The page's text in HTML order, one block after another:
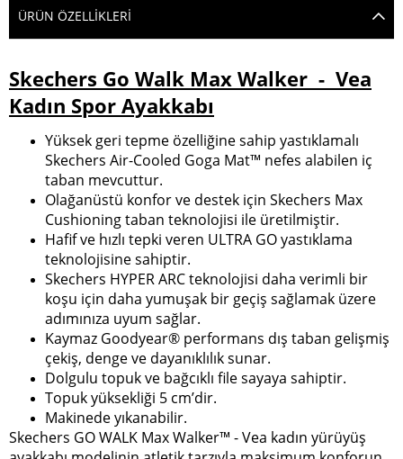
ÜRÜN ÖZELLIKLERI
Skechers Go Walk Max Walker - Vea
Kadın Spor Ayakkabı
Yüksek geri tepme özelliğine sahip yastıklamalı
Skechers Air-Cooled Goga Mat™ nefes alabilen iç
taban mevcuttur.
Olağanüstü konfor ve destek için Skechers Max
Cushioning taban teknolojisi ile üretilmiştir.
Hafif ve hızlı tepki veren ULTRA GO yastıklama
teknolojisine sahiptir.
Skechers HYPER ARC teknolojisi daha verimli bir
koşu için daha yumuşak bir geçiş sağlamak üzere
adımınıza uyum sağlar.
Kaymaz Goodyear® performans dış taban gelişmiş
çekiş, denge ve dayanıklılık sunar.
Dolgulu topuk ve bağcıklı file sayaya sahiptir.
Topuk yüksekliği 5 cm’dir.
Makinede yıkanabilir.
Skechers GO WALK Max Walker™ - Vea kadın yürüyüş